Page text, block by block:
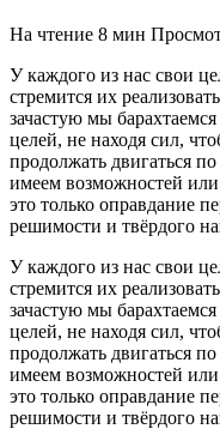
На чтение 8 мин
У каждого из нас свои
стремится их
зачастую мы
целей, не находя сил,
продолжать двигаться
имеем возможностей
это только оправдание
решимости и твёрдого
У каждого из нас свои
стремится их
зачастую мы
целей, не находя сил,
продолжать двигаться
имеем возможностей
это только оправдание
решимости и твёрдого